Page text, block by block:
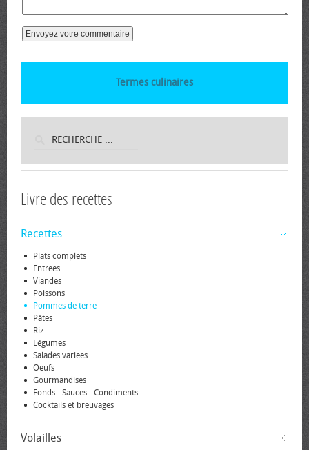
Termes culinaires
Livre des recettes
Recettes
Plats complets
Entrées
Viandes
Poissons
Pommes de terre
Pâtes
Riz
Légumes
Salades variées
Oeufs
Gourmandises
Fonds - Sauces - Condiments
Cocktails et breuvages
Volailles